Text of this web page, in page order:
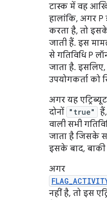
टास्क में वह
हालांकि, अगर
करता है, तो
जाती हैं. इस
से गतिविधि P
जाता है.
उपयोगकर्ता को
अगर यह
दोनों "true"
वाली सभी
जाता है जिसके
इसके बाद, बाकी
अगर
नहीं है, तो इस